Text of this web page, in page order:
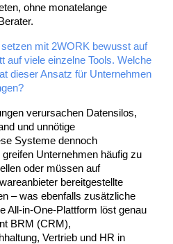
ohne monatelange
mit 2WORK bewusst auf
auf viele einzelne Tools. Welche
dieser Ansatz für Unternehmen
verursachen Datensilos,
und unnötige
Systeme dennoch
Unternehmen häufig zu
oder müssen auf
bereitgestellte
– was ebenfalls zusätzliche
All-in-One-Plattform löst genau
BRM (CRM),
Vertrieb und HR in